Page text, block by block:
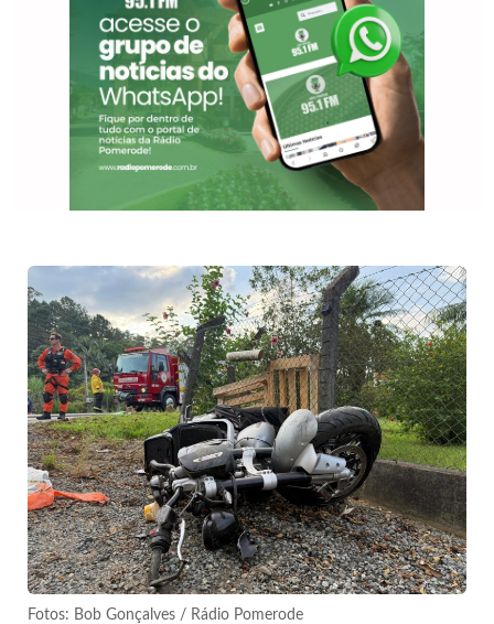
Fotos: Bob Gonçalves / Rádio Pomerode